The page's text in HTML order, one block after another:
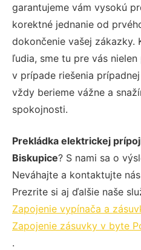
garantujeme vám vysokú
korektné jednanie od
dokončenie vašej zákazky.
ľudia, sme tu pre vás
v prípade riešenia
vždy berieme vážne a
spokojnosti.
Prekládka elektrickej
Biskupice? S nami sa o
Neváhajte a kontaktujte
Prezrite si aj ďalšie naše
Zapojenie vypínača a
Zapojenie zásuvky v byte
.